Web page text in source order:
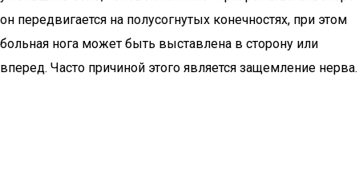
он передвигается на полусогнутых конечностях, при этом
больная нога может быть выставлена в сторону или
вперед. Часто причиной этого является защемление нерва.